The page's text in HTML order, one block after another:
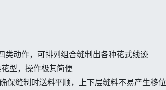
类动作，可排列组合缝制出各种花式线迹
型，操作极其简便
保缝制时送料平顺，上下层缝料不易产生移位